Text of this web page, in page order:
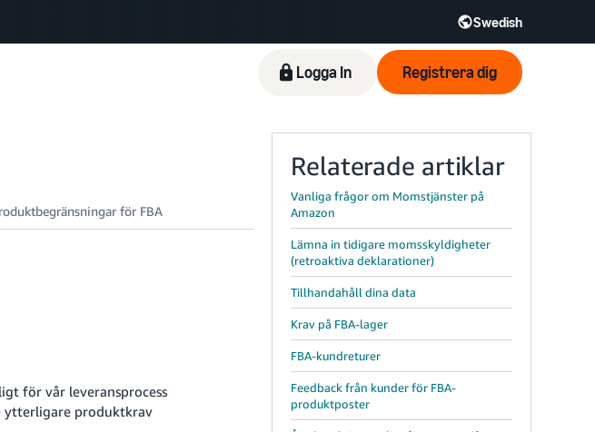
Swedish
language
Logga In Registrera dig
för vår leveransprocess
ytterligare produktkrav
Relaterade artiklar
Vanliga frågor om Momstjänster på
Amazon
Lämna in tidigare momsskyldigheter
(retroaktiva deklarationer)
Tillhandahåll dina data
Krav på FBA-lager
FBA-kundreturer
Feedback från kunder för FBA-
produktposter